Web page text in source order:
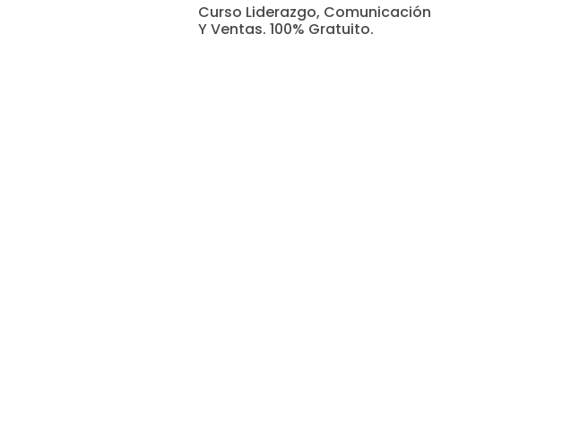
Curso Liderazgo, Comunicación
Y Ventas. 100% Gratuito.